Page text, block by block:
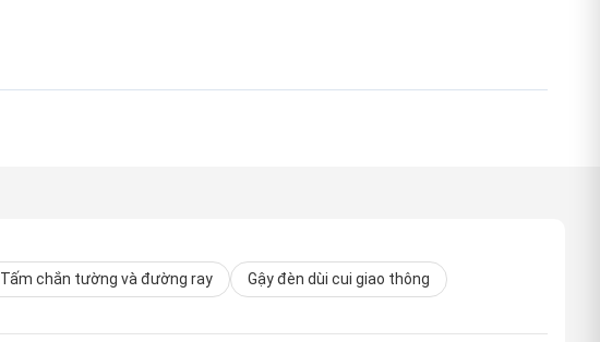
Tấm chắn tường và đường ray Gậy đèn dùi cui giao thông